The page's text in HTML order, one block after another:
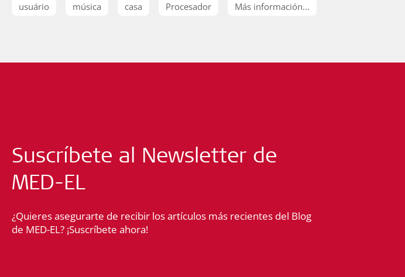
usuário música casa Procesador Más información...
Suscríbete al Newsletter de
MED-EL
¿Quieres asegurarte de recibir los artículos más recientes del Blog
de MED-EL? ¡Suscríbete ahora!